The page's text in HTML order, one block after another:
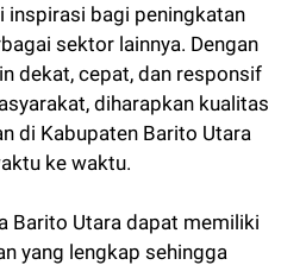
inspirasi bagi peningkatan
sektor lainnya. Dengan
dekat, cepat, dan responsif
diharapkan kualitas
di Kabupaten Barito Utara
ke waktu.
Barito Utara dapat memiliki
yang lengkap sehingga